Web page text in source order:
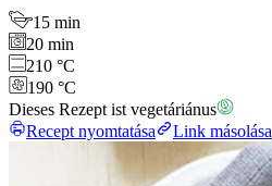
15 min
20 min
210 °C
190 °C
Dieses Rezept ist vegetáriánus
Recept nyomtatása
Link másolása